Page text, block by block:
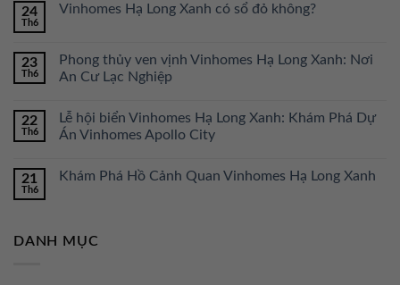
24
Th6
Vinhomes Hạ Long Xanh có sổ đỏ không?
23
Th6
Phong thủy ven vịnh Vinhomes Hạ Long Xanh: Nơi
An Cư Lạc Nghiệp
22
Th6
Lễ hội biển Vinhomes Hạ Long Xanh: Khám Phá Dự
Án Vinhomes Apollo City
21
Th6
Khám Phá Hồ Cảnh Quan Vinhomes Hạ Long Xanh
DANH MỤC